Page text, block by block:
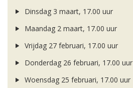
Dinsdag 3 maart, 17.00 uur
Maandag 2 maart, 17.00 uur
Vrijdag 27 februari, 17.00 uur
Donderdag 26 februari, 17.00 uur
Woensdag 25 februari, 17.00 uur